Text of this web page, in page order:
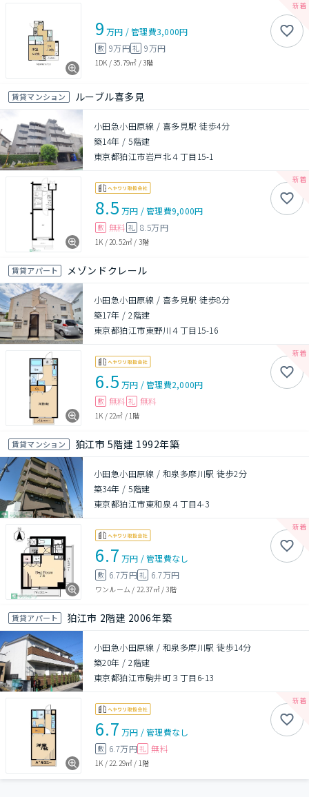
9 万円 /管理費3,000円
敷 9万円礼 9万円
1DK /35.79㎡ /3階
賃貸マンション ルーブル喜多見
小田急小田原線 / 喜多見駅 徒歩4分
築14年 /5階建
東京都狛江市岩戸北４丁目15-1
8.5 万円 /管理費9,000円
敷 無料 礼 8.5万円
1K /20.52㎡ / 3階
賃貸アパート メゾンドクレール
小田急小田原線 / 喜多見駅 徒歩8分
築17年 /2階建
東京都狛江市東野川４丁目15-16
6.5 万円 /管理費2,000円
敷 無料 礼 無料
1K /22㎡ /1階
賃貸マンション 狛江市 5階建 1992年築
小田急小田原線 / 和泉多摩川駅 徒歩2分
築34年 /5階建
東京都狛江市東和泉４丁目4-3
6.7 万円 /管理費なし
敷 6.7万円礼 6.7万円
ワンルーム / 22.37㎡/3階
賃貸アパート 狛江市 2階建 2006年築
小田急小田原線 / 和泉多摩川駅 徒歩14分
築20年 /2階建
東京都狛江市駒井町３丁目6-13
6.7 万円 /管理費なし
敷 6.7万円 礼 無料
1K /22.29㎡ / 1階